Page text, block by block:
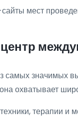
мест
значимых
охватывает
терапии и